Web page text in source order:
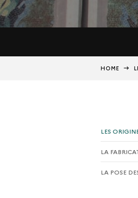
HOME
LES
LA
LA POSE